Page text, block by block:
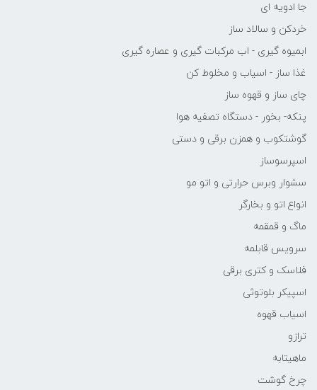
جا ادویه ای
خردکن و سالاد ساز
ابمیوه گیری - اب مرکبات گیری و عصاره گیری
غذا ساز - اسیاب و مخلوط کن
چای ساز و قهوه ساز
پنکه- بخور - دستگاه تصفیه هوا
گوشتکوب و همزن برقی و دستی
اسپرسوساز
سشوار وبرس حرارتی و اتو مو
انواع اتو و بخارگر
ماگ و قمقمه
سرویس قابلمه
فلاسک و کتری برقی
اسپیکر بلوتوثی
اسیاب قهوه
ترازو
ماهیتابه
چرخ گوشت